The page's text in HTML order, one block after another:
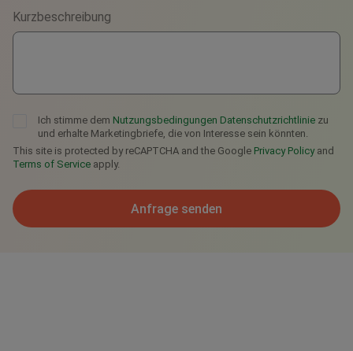
Telegram
Kurzbeschreibung
Ich stimme dem Nutzungsbedingungen Datenschutzrichtlinie zu
und erhalte Marketingbriefe, die von Interesse sein könnten.
This site is protected by reCAPTCHA and the Google Privacy Policyand
Terms of Service apply.
Anfrage senden